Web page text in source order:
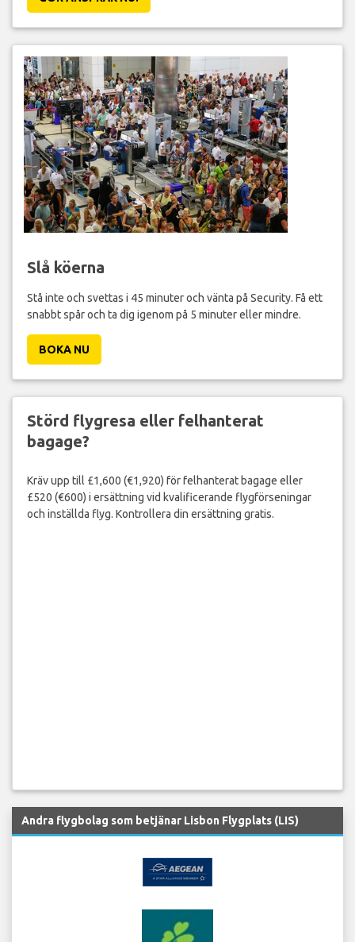
Slå köerna
Stå inte och svettas i 45 minuter och vänta på Security. Få ett
snabbt spår och ta dig igenom på 5 minuter eller mindre.
BOKA NU
Störd flygresa eller felhanterat
bagage?
Kräv upp till £1,600 (€1,920) för felhanterat bagage eller
£520 (€600) i ersättning vid kvalificerande flygförseningar
och inställda flyg. Kontrollera din ersättning gratis.
Andra flygbolag som betjänar Lisbon Flygplats (LIS)